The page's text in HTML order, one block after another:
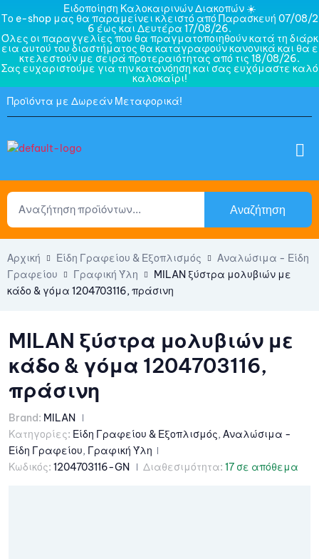
Ειδοποίηση Καλοκαιρινών Διακοπών ☀️
Το e-shop μας θα παραμείνει κλειστό από Παρασκευή 07/08/2
6 έως και Δευτέρα 17/08/26.
Όλες οι παραγγελίες που θα πραγματοποιηθούν κατά τη διάρκ
εια αυτού του διαστήματος θα καταγραφούν κανονικά και θα ε
κτελεστούν με σειρά προτεραιότητας από τις 18/08/26.
Σας ευχαριστούμε για την κατανόηση και σας ευχόμαστε καλό
καλοκαίρι!
Προϊόντα με Δωρεάν Μεταφορικά!
Αναζήτηση
Αρχική Είδη Γραφείου & Εξοπλισμός
Αναλώσιμα - Είδη
Γραφείου
Γραφική Ύλη
MILAN ξύστρα μολυβιών με
κάδο & γόμα 1204703116, πράσινη
MILAN ξύστρα μολυβιών με
κάδο & γόμα 1204703116,
πράσινη
Brand: MILAN
Κατηγορίες: Είδη Γραφείου & Εξοπλισμός, Αναλώσιμα -
Είδη Γραφείου, Γραφική Ύλη
Κωδικός: 1204703116-GN Διαθεσιμότητα: 17 σε απόθεμα